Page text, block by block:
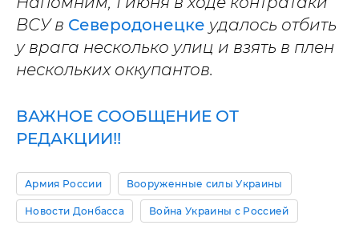
ВСУ в Северодонецке удалось отбить
у врага несколько улиц и взять в плен
нескольких оккупантов.
ВАЖНОЕ СООБЩЕНИЕ ОТ
РЕДАКЦИИ!!
Армия России Вооруженные силы Украины
Новости Донбасса Война Украины с Россией